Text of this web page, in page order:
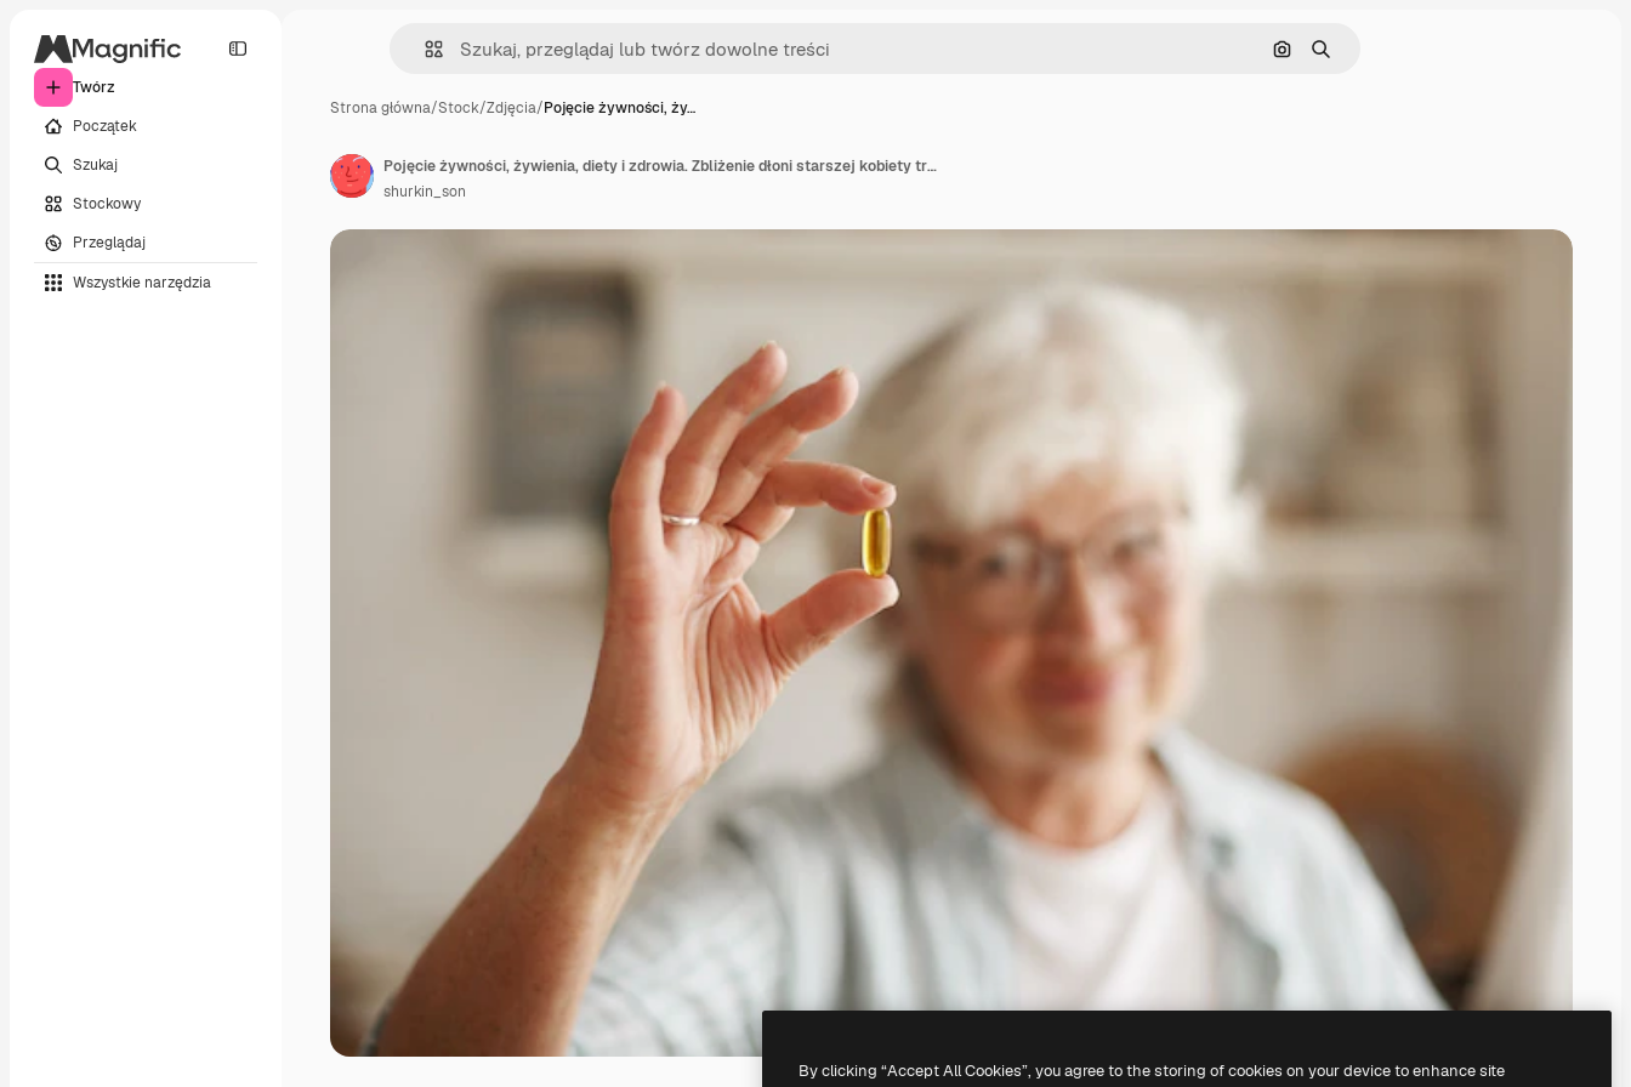
Twórz
Początek
Szukaj
Stockowy
Przeglądaj
Wszystkie narzędzia
Szukaj według obrazu
Szukaj
Strona główna/Stock/Zdjęcia/Pojęcie żywności, ży…
Pojęcie żywności, żywienia, diety i zdrowia. Zbliżenie dłoni starszej kobiety trzymającej olej rybny lub suplement wielonienasyconych kwasów tłuszczowych omega-3 w kształcie kapsułki, która ma zamiar wziąć jedną podczas lunchu
shurkin_son
By clicking “Accept All Cookies”, you agree to the storing of cookies on your device to enhance site